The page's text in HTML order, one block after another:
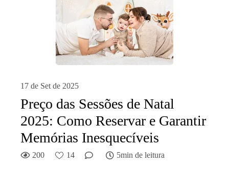
17 de Set de 2025
Preço das Sessões de Natal
2025: Como Reservar e Garantir
Memórias Inesquecíveis
200 14 5min de leitura